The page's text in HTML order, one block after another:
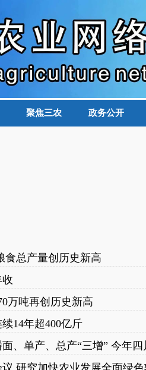
聚焦三农 政务公开
食总产量创历史新高
收
万吨再创历史新高
14年超400亿斤
、单产、总产“三增” 今年